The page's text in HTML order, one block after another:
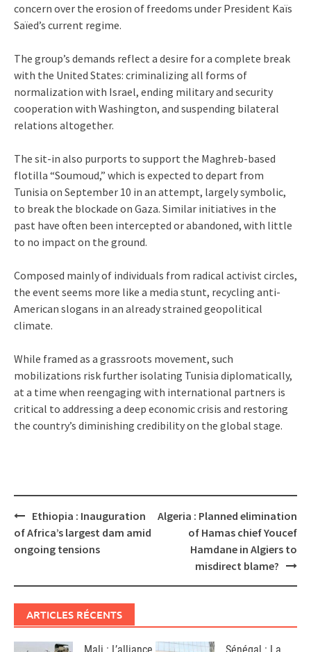
concern over the erosion of freedoms under President Kaïs
Saïed’s current regime.
The group’s demands reflect a desire for a complete break
with the United States: criminalizing all forms of
normalization with Israel, ending military and security
cooperation with Washington, and suspending bilateral
relations altogether.
The sit-in also purports to support the Maghreb-based
flotilla “Soumoud,” which is expected to depart from
Tunisia on September 10 in an attempt, largely symbolic,
to break the blockade on Gaza. Similar initiatives in the
past have often been intercepted or abandoned, with little
to no impact on the ground.
Composed mainly of individuals from radical activist circles,
the event seems more like a media stunt, recycling anti-
American slogans in an already strained geopolitical
climate.
While framed as a grassroots movement, such
mobilizations risk further isolating Tunisia diplomatically,
at a time when reengaging with international partners is
critical to addressing a deep economic crisis and restoring
the country’s diminishing credibility on the global stage.
Post
navigation
Ethiopia : Inauguration
of Africa’s largest dam amid
ongoing tensions
Algeria : Planned elimination
of Hamas chief Youcef
Hamdane in Algiers to
misdirect blame?
ARTICLES RÉCENTS